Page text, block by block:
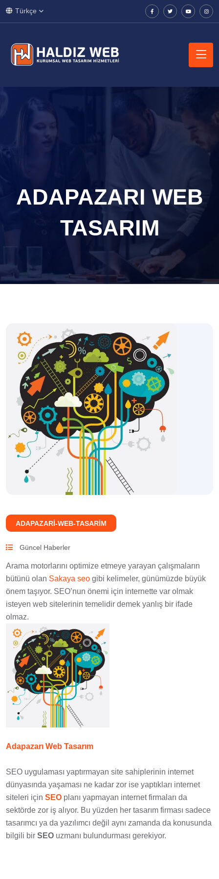
Türkçe
ADAPAZARI WEB
TASARIM
ADAPAZARI-WEB-TASARIM
Güncel Haberler
Arama motorlarını optimize etmeye yarayan çalışmaların
bütünü olan Sakaya seo gibi kelimeler, günümüzde büyük
önem taşıyor. SEO’nun önemi için internette var olmak
isteyen web sitelerinin temelidir demek yanlış bir ifade
olmaz.
Adapazarı Web Tasarım
SEO uygulaması yaptırmayan site sahiplerinin internet
dünyasında yaşaması ne kadar zor ise yaptıkları internet
siteleri için SEO planı yapmayan internet firmaları da
sektörde zor iş alıyor. Bu yüzden her tasarım firması sadece
tasarımcı ya da yazılımcı değil aynı zamanda da konusunda
bilgili bir SEO uzmanı bulundurması gerekiyor.